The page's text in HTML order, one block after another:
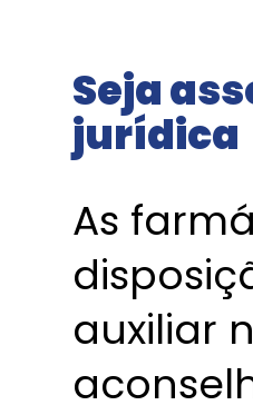
Seja
jurídica
As
auxiliar